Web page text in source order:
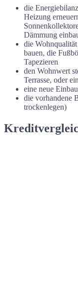
die
Heizung
Dämmung
die
bauen, die
Tapezieren
den Wohnwert
Terrasse, oder
eine neue
die vorhandene
trockenlegen)